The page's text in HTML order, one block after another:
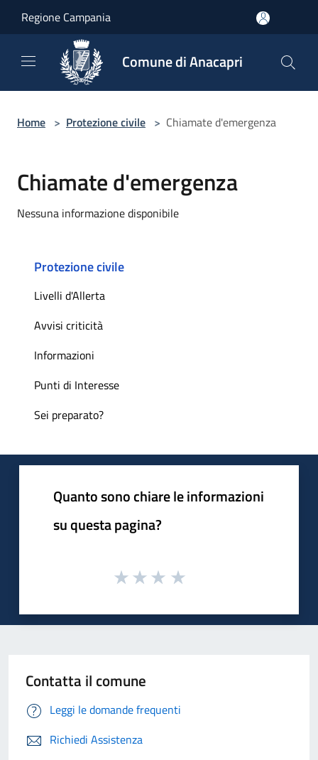
Regione Campania
Comune di Anacapri
Home > Protezione civile > Chiamate d'emergenza
Chiamate d'emergenza
Nessuna informazione disponibile
Protezione civile
Livelli d'Allerta
Avvisi criticità
Informazioni
Punti di Interesse
Sei preparato?
Quanto sono chiare le informazioni
su questa pagina?
Contatta il comune
Leggi le domande frequenti
Richiedi Assistenza